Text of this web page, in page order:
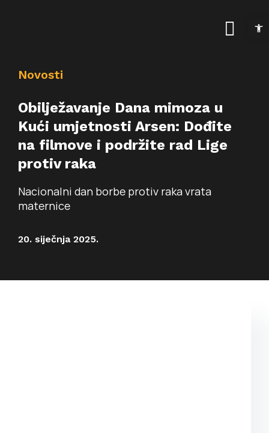
Kalendar događanja
Arhiva događanja
Novosti
O prostoru
Traži...
Novosti
Obilježavanje Dana mimoza u
Kući umjetnosti Arsen: Dođite
na filmove i podržite rad Lige
protiv raka
Nacionalni dan borbe protiv raka vrata
maternice
20. siječnja 2025.
Open